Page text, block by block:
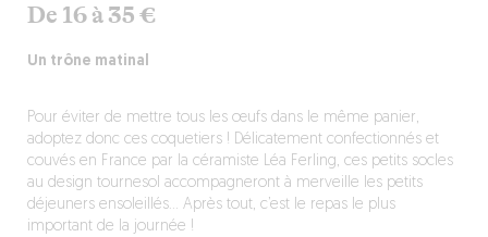
De 16 à 35 €
Un trône matinal
Pour éviter de mettre tous les œufs dans le même panier,
adoptez donc ces coquetiers ! Délicatement confectionnés et
couvés en France par la céramiste Léa Ferling, ces petits socles
au design tournesol accompagneront à merveille les petits
déjeuners ensoleillés… Après tout, c’est le repas le plus
important de la journée !